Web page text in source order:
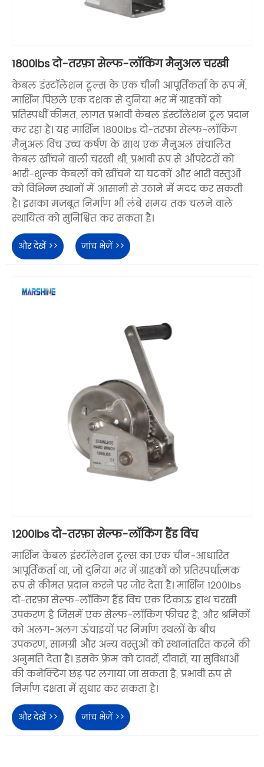
1800lbs दो-तरफ़ा सेल्फ-लॉकिंग मैनुअल चरखी
केबल इंस्टॉलेशन टूल्स के एक चीनी आपूर्तिकर्ता के रूप में,
मार्शिन पिछले एक दशक से दुनिया भर में ग्राहकों को
प्रतिस्पर्धी कीमत, लागत प्रभावी केबल इंस्टॉलेशन टूल प्रदान
कर रहा है। यह मार्शिन 1800lbs दो-तरफ़ा सेल्फ-लॉकिंग
मैनुअल विंच उच्च कर्षण के साथ एक मैनुअल संचालित
केबल खींचने वाली चरखी थी, प्रभावी रूप से ऑपरेटरों को
भारी-शुल्क केबलों को खींचने या घटकों और भारी वस्तुओं
को विभिन्न स्थानों में आसानी से उठाने में मदद कर सकती
है। इसका मजबूत निर्माण भी लंबे समय तक चलने वाले
स्थायित्व को सुनिश्चित कर सकता है।
और देखें >> जांच भेजें >>
1200lbs दो-तरफ़ा सेल्फ-लॉकिंग हैंड विंच
मार्शिन केबल इंस्टॉलेशन टूल्स का एक चीन-आधारित
आपूर्तिकर्ता था, जो दुनिया भर में ग्राहकों को प्रतिस्पर्धात्मक
रूप से कीमत प्रदान करने पर जोर देता है। मार्शिन 1200lbs
दो-तरफ़ा सेल्फ-लॉकिंग हैंड विंच एक टिकाऊ हाथ चरखी
उपकरण है जिसमें एक सेल्फ-लॉकिंग फीचर है, और श्रमिकों
को अलग-अलग ऊंचाइयों पर निर्माण स्थलों के बीच
उपकरण, सामग्री और अन्य वस्तुओं को स्थानांतरित करने की
अनुमति देता है। इसके फ्रेम को टावरों, दीवारों, या सुविधाओं
की कनेक्टिंग छड़ पर लगाया जा सकता है, प्रभावी रूप से
निर्माण दक्षता में सुधार कर सकता है।
और देखें >> जांच भेजें >>